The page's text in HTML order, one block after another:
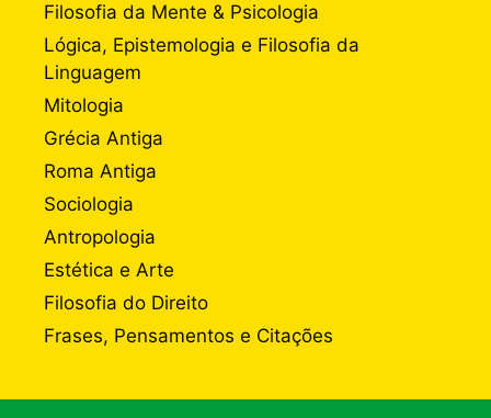
Filosofia da Mente & Psicologia
Lógica, Epistemologia e Filosofia da
Linguagem
Mitologia
Grécia Antiga
Roma Antiga
Sociologia
Antropologia
Estética e Arte
Filosofia do Direito
Frases, Pensamentos e Citações